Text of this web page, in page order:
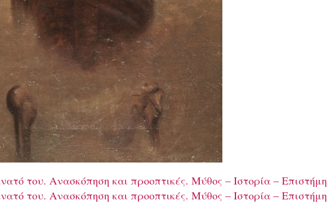
του. Aνασκόπηση και προοπτικές. Μύθος – Ιστορία – Επιστήμη
του. Aνασκόπηση και προοπτικές. Μύθος – Ιστορία – Επιστήμη